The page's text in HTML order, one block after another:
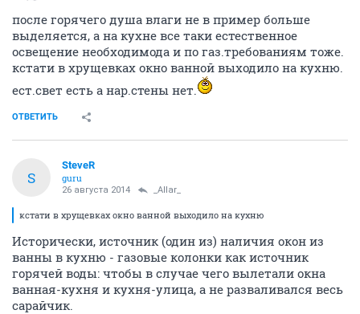
после горячего душа влаги не в пример больше
выделяется, а на кухне все таки естественное
освещение необходимода и по газ.требованиям тоже.
кстати в хрущевках окно ванной выходило на кухню.
ест.свет есть а нар.стены нет.
ОТВЕТИТЬ
S
SteveR
guru
26 августа 2014 _Allar_
кстати в хрущевках окно ванной выходило на кухню
Исторически, источник (один из) наличия окон из
ванны в кухню - газовые колонки как источник
горячей воды: чтобы в случае чего вылетали окна
ванная-кухня и кухня-улица, а не разваливался весь
сарайчик.